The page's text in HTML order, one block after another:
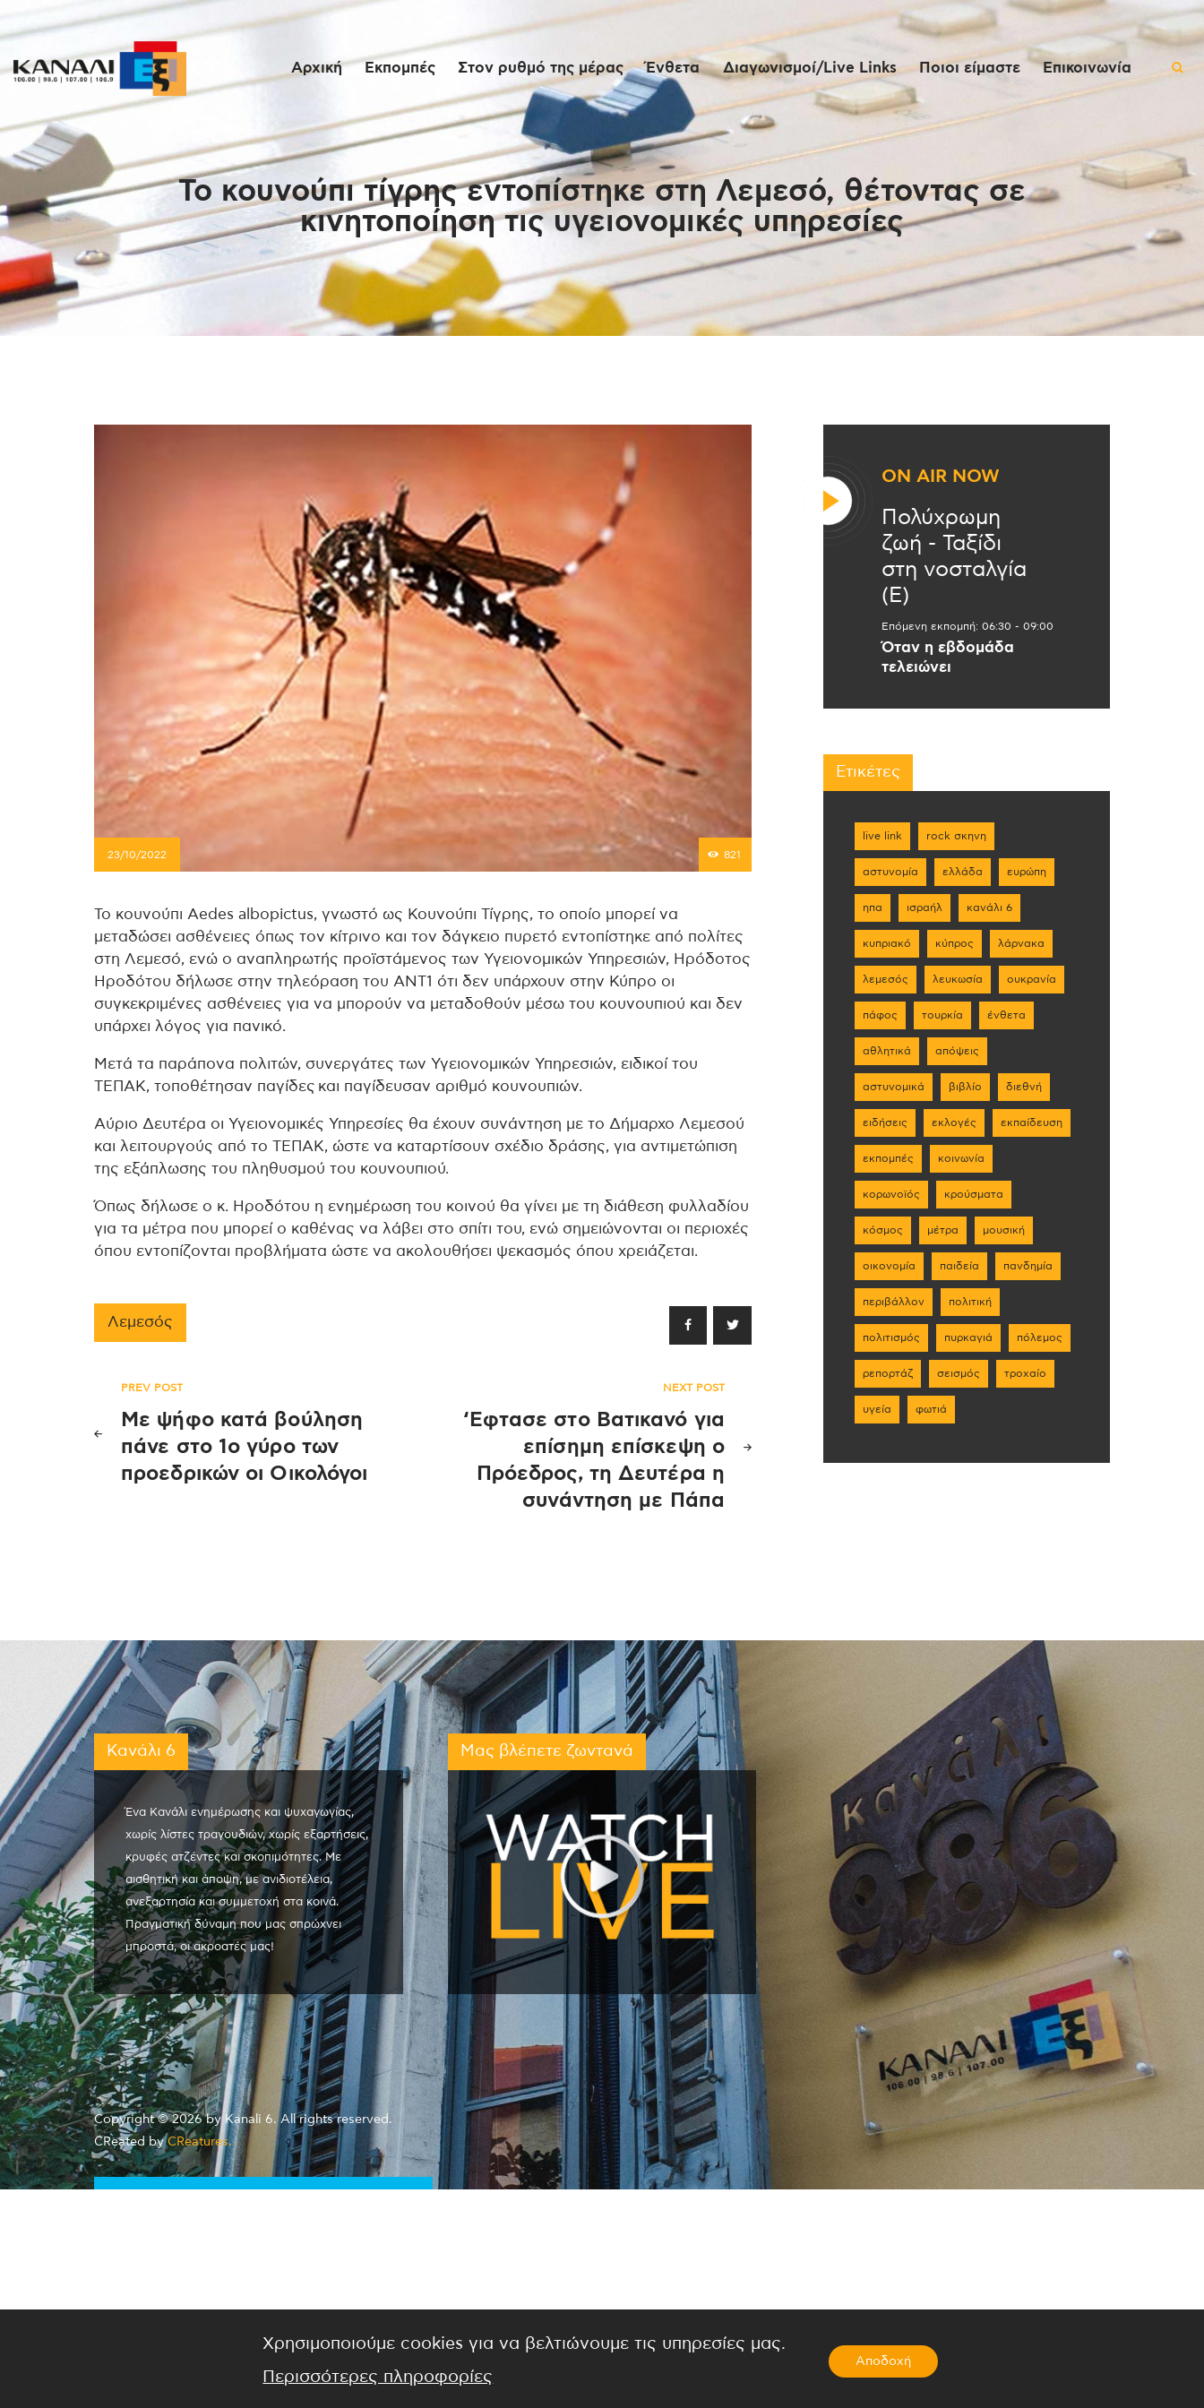
Αρχική Εκπομπές Στον ρυθμό της μέρας Ένθετα Διαγωνισμοί/Live Links Ποιοι είμαστε Επικοινωνία
Το κουνούπι τίγρης εντοπίστηκε στη Λεμεσό, θέτοντας σε
κινητοποίηση τις υγειονομικές υπηρεσίες
Αρχική
Εκπομπές
Στον ρυθμό της
μέρας
Ένθετα
Διαγωνισμοί/Live
Links
Επικοινωνία
23/10/2022 821
Το κουνούπι Aedes albopictus, γνωστό ως Κουνούπι Τίγρης, το οποίο μπορεί να
μεταδώσει ασθένειες όπως τον κίτρινο και τον δάγκειο πυρετό εντοπίστηκε από πολίτες
στη Λεμεσό, ενώ ο αναπληρωτής προϊστάμενος των Υγειονομικών Υπηρεσιών, Ηρόδοτος
Ηροδότου δήλωσε στην τηλεόραση του ΑΝΤ1 ότι δεν υπάρχουν στην Κύπρο οι
συγκεκριμένες ασθένειες για να μπορούν να μεταδοθούν μέσω του κουνουπιού και δεν
υπάρχει λόγος για πανικό.
Μετά τα παράπονα πολιτών, συνεργάτες των Υγειονομικών Υπηρεσιών, ειδικοί του
ΤΕΠΑΚ, τοποθέτησαν παγίδες και παγίδευσαν αριθμό κουνουπιών.
Αύριο Δευτέρα οι Υγειονομικές Υπηρεσίες θα έχουν συνάντηση με το Δήμαρχο Λεμεσού
και λειτουργούς από το ΤΕΠΑΚ, ώστε να καταρτίσουν σχέδιο δράσης, για αντιμετώπιση
της εξάπλωσης του πληθυσμού του κουνουπιού.
Όπως δήλωσε ο κ. Ηροδότου η ενημέρωση του κοινού θα γίνει με τη διάθεση φυλλαδίου
για τα μέτρα που μπορεί ο καθένας να λάβει στο σπίτι του, ενώ σημειώνονται οι περιοχές
όπου εντοπίζονται προβλήματα ώστε να ακολουθήσει ψεκασμός όπου χρειάζεται.
Λεμεσός
Πλοήγηση
άρθρων
PREV POST
Με ψήφο κατά βούληση
πάνε στο 1ο γύρο των
προεδρικών οι Οικολόγοι
NEXT POST
‘Εφτασε στο Βατικανό για
επίσημη επίσκεψη ο
Πρόεδρος, τη Δευτέρα η
συνάντηση με Πάπα
ON AIR NOW
Πολύχρωμη
ζωή - Ταξίδι
στη νοσταλγία
(Ε)
Επόμενη εκπομπή: 06:30 - 09:00
Όταν η εβδομάδα
τελειώνει
Ετικέτες
live link rock σκηνη
αστυνομία ελλάδα ευρώπη
ηπα ισραήλ κανάλι 6
κυπριακό κύπρος λάρνακα
λεμεσός λευκωσία ουκρανία
πάφος τουρκία ένθετα
αθλητικά απόψεις
αστυνομικά βιβλίο διεθνή
ειδήσεις εκλογές εκπαίδευση
εκπομπές κοινωνία
κορωνοϊός κρούσματα
κόσμος μέτρα μουσική
οικονομία παιδεία πανδημία
περιβάλλον πολιτική
πολιτισμός πυρκαγιά πόλεμος
ρεπορτάζ σεισμός τροχαίο
υγεία φωτιά
Κανάλι 6
Ένα Κανάλι ενημέρωσης και ψυχαγωγίας,
χωρίς λίστες τραγουδιών, χωρίς εξαρτήσεις,
κρυφές ατζέντες και σκοπιμότητες. Με
αισθητική και άποψη, με ανιδιοτέλεια,
ανεξαρτησία και συμμετοχή στα κοινά.
Πραγματική δύναμη που μας σπρώχνει
μπροστά, οι ακροατές μας!
Μας βλέπετε ζωντανά
Copyright © 2026 by Kanali 6. All rights reserved.
CReated byCReatures.
Χρησιμοποιούμε cookies για να βελτιώνουμε τις υπηρεσίες μας.
Περισσότερες πληροφορίες
Αποδοχή